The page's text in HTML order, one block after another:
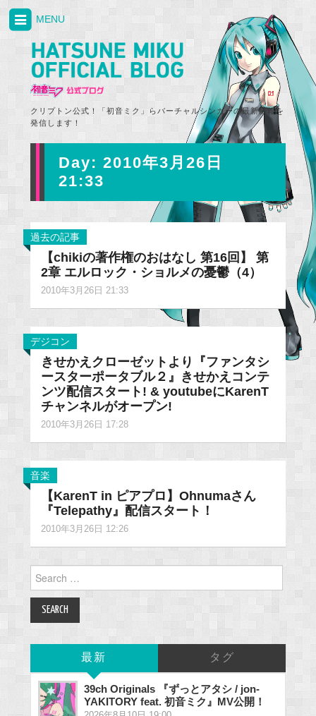
クリプトン公式！「初音ミク」らバーチャルシンガーの最新情報を
発信します！
MENU
Day: 2010年3月26日
21:33
過去の記事
【chikiの著作権のおはなし 第16回】 第
2章 エルロック・ショルメの憂鬱（4）
2010年3月26日 21:33
デジコン
きせかえクローゼットより『ファンタシ
ースターポータブル２』きせかえコンテ
ンツ配信スタート! & youtubeにKarenT
チャンネルがオープン!
2010年3月26日 17:28
音楽
【KarenT in ピアプロ】Ohnumaさん
『Telepathy』配信スタート！
2010年3月26日 12:26
Search
for:
最新 タグ
39ch Originals 『ずっとアタシ / jon-
YAKITORY feat. 初音ミク』MV公開！